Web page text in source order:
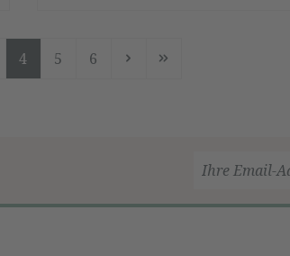
Seite
4 Seite
5 Seite
6